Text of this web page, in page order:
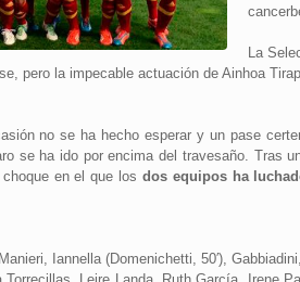
La
pero la impecable actuación de Ainhoa
no se ha hecho esperar y un pase
se ha ido por encima del travesaño. Tras
en el que los dos equipos ha
Iannella (Domenichetti, 50′),